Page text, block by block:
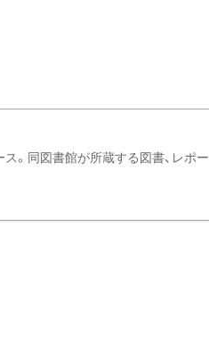
。同図書館が所蔵する図書、レポー